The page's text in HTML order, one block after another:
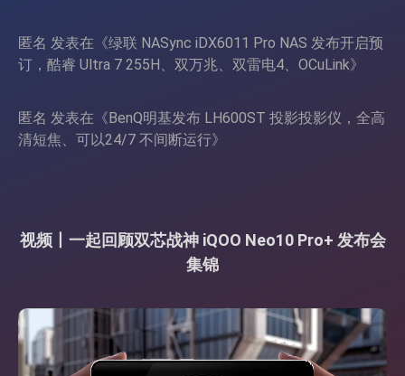
匿名 发表在《绿联 NASync iDX6011 Pro NAS 发布开启预
订，酷睿 Ultra 7 255H、双万兆、双雷电4、OCuLink》
匿名 发表在《 BenQ明基发布 LH600ST 投影投影仪，全高
清短焦、可以24/7 不间断运行》
视频丨一起回顾双芯战神 iQOO Neo10 Pro+ 发布会
集锦
视
频
播